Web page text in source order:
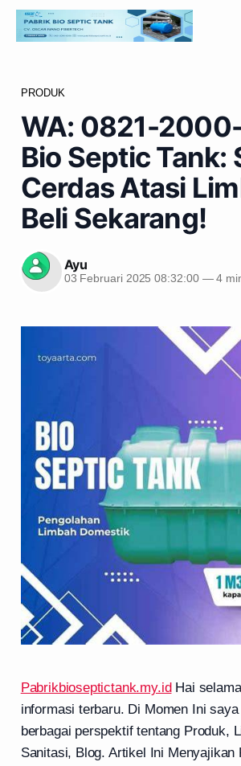
PRODUK
WA: 0821-
Bio Septic Tank:
Cerdas Atasi
Beli Sekarang!
Ayu
03 Februari 2025 08:32:00 —4
Pabrikbioseptictank.my.id Hai
informasi terbaru. Di Momen Ini
berbagai perspektif tentang Produk,
Sanitasi, Blog. Artikel Ini Menyajikan